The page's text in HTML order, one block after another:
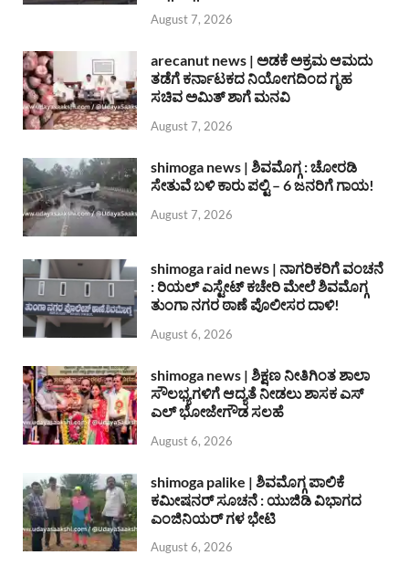
August 7, 2026
arecanut news | ಅಡಕೆ ಅಕ್ರಮ ಆಮದು
ತಡೆಗೆ ಕರ್ನಾಟಕದ ನಿಯೋಗದಿಂದ ಗೃಹ
ಸಚಿವ ಅಮಿತ್ ಶಾಗೆ ಮನವಿ
August 7, 2026
shimoga news | ಶಿವಮೊಗ್ಗ : ಚೋರಡಿ
ಸೇತುವೆ ಬಳಿ ಕಾರು ಪಲ್ಟಿ – 6 ಜನರಿಗೆ ಗಾಯ!
August 7, 2026
shimoga raid news | ನಾಗರಿಕರಿಗೆ ವಂಚನೆ
: ರಿಯಲ್ ಎಸ್ಟೇಟ್ ಕಚೇರಿ ಮೇಲೆ ಶಿವಮೊಗ್ಗ
ತುಂಗಾ ನಗರ ಠಾಣೆ ಪೊಲೀಸರ ದಾಳಿ!
August 6, 2026
shimoga news | ಶಿಕ್ಷಣ ನೀತಿಗಿಂತ ಶಾಲಾ
ಸೌಲಭ್ಯಗಳಿಗೆ ಆದ್ಯತೆ ನೀಡಲು ಶಾಸಕ ಎಸ್
ಎಲ್ ಭೋಜೇಗೌಡ ಸಲಹೆ
August 6, 2026
shimoga palike | ಶಿವಮೊಗ್ಗ ಪಾಲಿಕೆ
ಕಮೀಷನರ್ ಸೂಚನೆ : ಯುಜಿಡಿ ವಿಭಾಗದ
ಎಂಜಿನಿಯರ್ ಗಳ ಭೇಟಿ
August 6, 2026